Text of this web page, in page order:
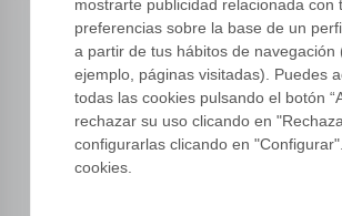
mostrarte publicidad relacionada con
preferencias sobre la base de un
a partir de tus hábitos de navegación
ejemplo, páginas visitadas). Puedes
todas las cookies pulsando el botón
rechazar su uso clicando en
configurarlas clicando en
cookies.